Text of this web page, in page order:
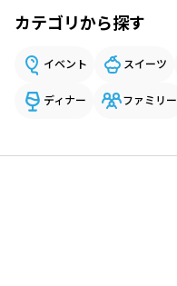
カテゴリから探す
イベント スイーツ
ディナー ファミリー